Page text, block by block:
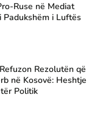
Ruse në Mediat
Padukshëm i Luftës
Rezolutën që
në Kosovë: Heshtje
Politik